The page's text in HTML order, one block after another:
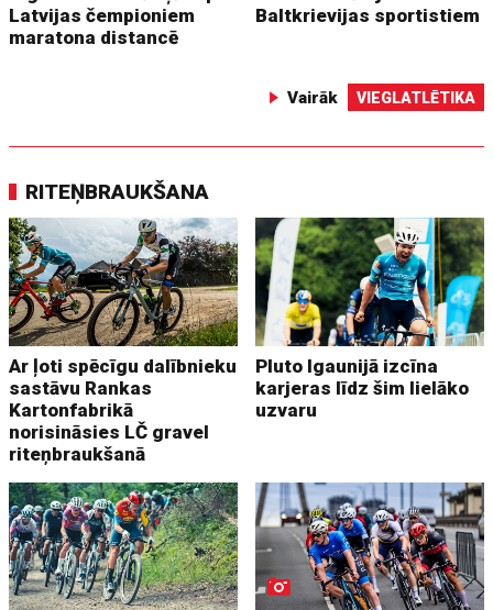
Latvijas čempioniem
maratona distancē
Baltkrievijas sportistiem
Vairāk VIEGLATLĒTIKA
RITEŅBRAUKŠANA
Ar ļoti spēcīgu dalībnieku
sastāvu Rankas
Kartonfabrikā
norisināsies LČ gravel
riteņbraukšanā
Pluto Igaunijā izcīna
karjeras līdz šim lielāko
uzvaru